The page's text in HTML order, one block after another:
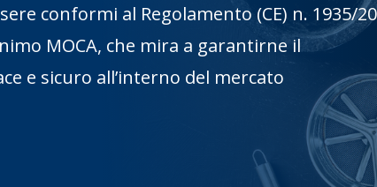
conformi al Regolamento (CE) n. 1935/
MOCA, che mira a garantirne il
e sicuro all’interno del mercato